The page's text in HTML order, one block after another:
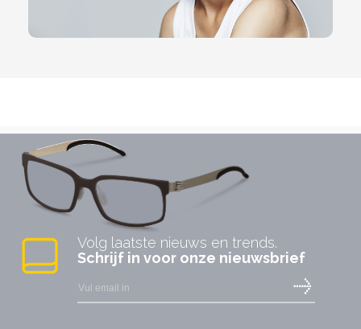
Volg laatste nieuws en trends.
Schrijf in voor onze nieuwsbrief